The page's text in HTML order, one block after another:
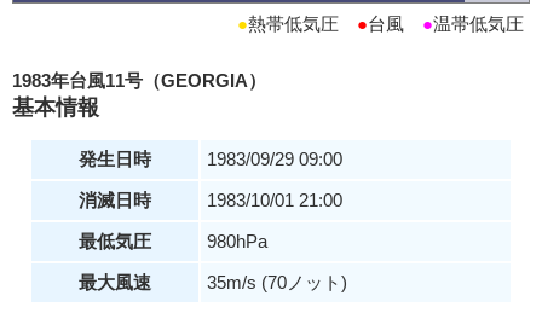
●熱帯低気圧 ●台風 ●温帯低気圧
1983年台風11号（GEORGIA）
基本情報
発生日時
1983/09/29 09:00
消滅日時
1983/10/01 21:00
最低気圧
980hPa
最大風速
35m/s (70ノット)